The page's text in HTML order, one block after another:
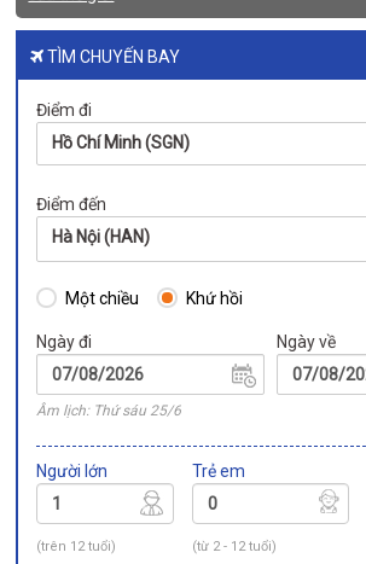
TÌM CHUYẾN BAY
Điểm đi
Hồ Chí Minh (SGN)
Điểm đến
Hà Nội (HAN)
Một chiều Khứ hồi
Ngày đi
Âm lịch: Thứ sáu 25/6
Ngày về
Người lớn
(trên 12 tuổi)
Trẻ em
(từ 2 - 12 tuổi)